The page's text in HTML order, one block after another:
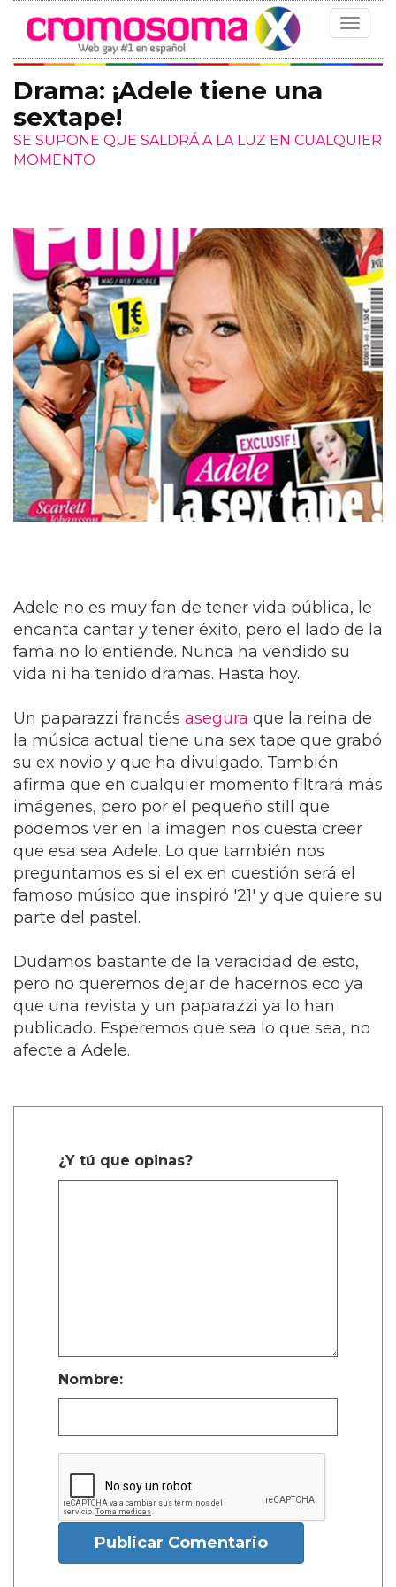
Toggle
Drama: ¡Adele tiene una
sextape!
SE SUPONE QUE SALDRÁ A LA LUZ EN CUALQUIER
MOMENTO
Adele no es muy fan de tener vida pública, le
encanta cantar y tener éxito, pero el lado de la
fama no lo entiende. Nunca ha vendido su
vida ni ha tenido dramas. Hasta hoy.
Un paparazzi francés asegura que la reina de
la música actual tiene una sex tape que grabó
su ex novio y que ha divulgado. También
afirma que en cualquier momento filtrará más
imágenes, pero por el pequeño still que
podemos ver en la imagen nos cuesta creer
que esa sea Adele. Lo que también nos
preguntamos es si el ex en cuestión será el
famoso músico que inspiró '21' y que quiere su
parte del pastel.
Dudamos bastante de la veracidad de esto,
pero no queremos dejar de hacernos eco ya
que una revista y un paparazzi ya lo han
publicado. Esperemos que sea lo que sea, no
afecte a Adele.
¿Y tú que opinas?
Nombre:
Publicar Comentario